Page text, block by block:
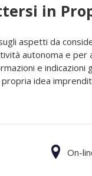
in
aspetti da
autonoma e per
e indicazioni
idea
On-